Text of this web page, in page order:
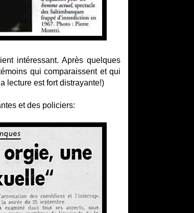
intéressant. Après quelques
qui comparaissent et qui
lecture est fort distrayante!)
et des policiers: